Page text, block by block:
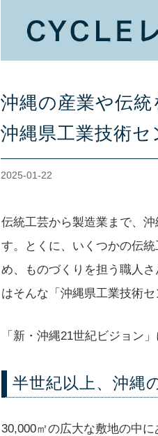
沖縄の産業や伝統
沖縄県工業技術セ
2025-01-22
伝統工芸から製造業まで、
す。とくに、いくつかの伝
め、ものづくりを担う職人
はそんな「沖縄県工業技術
「新・沖縄21世紀ビジョン
半世紀以上、沖縄
30,000㎡の広大な敷地の中